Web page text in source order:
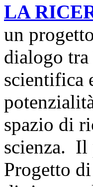
LA
un
dialogo
scientifica
spazio di
scienza. Il
Progetto